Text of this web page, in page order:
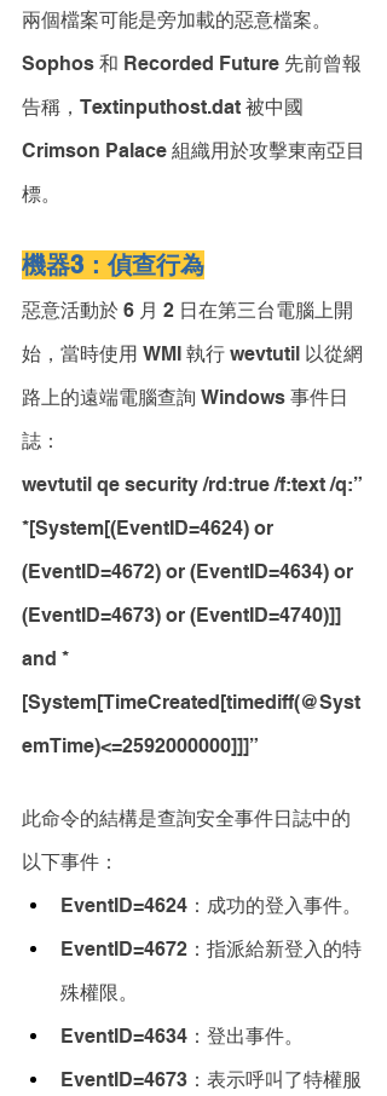
兩個檔案可能是旁加載的惡意檔案。
Sophos 和 Recorded Future 先前曾報
告稱，Textinputhost.dat 被中國
Crimson Palace 組織用於攻擊東南亞目
標。
機器3：偵查行為
惡意活動於 6 月 2 日在第三台電腦上開
始，當時使用 WMI 執行 wevtutil 以從網
路上的遠端電腦查詢 Windows 事件日
誌：
wevtutil qe security /rd:true /f:text /q:”
*[System[(EventID=4624) or
(EventID=4672) or (EventID=4634) or
(EventID=4673) or (EventID=4740)]]
and *
[System[TimeCreated[timediff(@Syst
emTime)<=2592000000]]]”
此命令的結構是查詢安全事件日誌中的
以下事件：
EventID=4624：成功的登入事件。
EventID=4672：指派給新登入的特
殊權限。
EventID=4634：登出事件。
EventID=4673：表示呼叫了特權服